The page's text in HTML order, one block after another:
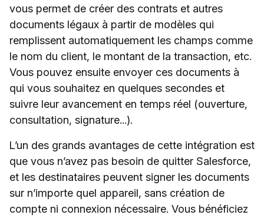
vous permet de créer des contrats et autres
documents légaux à partir de modèles qui
remplissent automatiquement les champs comme
le nom du client, le montant de la transaction, etc.
Vous pouvez ensuite envoyer ces documents à
qui vous souhaitez en quelques secondes et
suivre leur avancement en temps réel (ouverture,
consultation, signature...).
L’un des grands avantages de cette intégration est
que vous n’avez pas besoin de quitter Salesforce,
et les destinataires peuvent signer les documents
sur n’importe quel appareil, sans création de
compte ni connexion nécessaire. Vous bénéficiez